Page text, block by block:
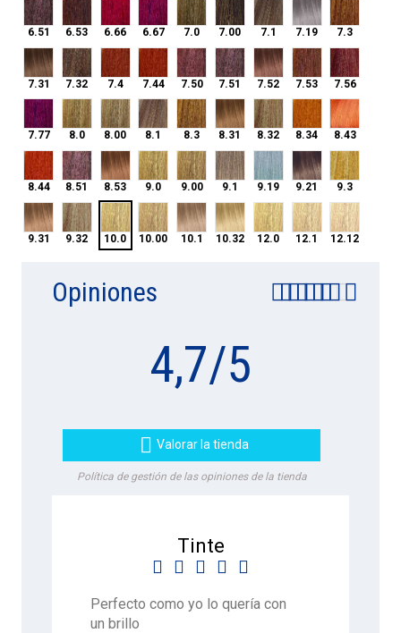
6.51
6.51
6.53
6.53
6.66
6.66
6.67
6.67
7.0
7.0
7.00
7.00
7.1
7.1
7.19
7.19
7.3
7.3
7.31
7.31
7.32
7.32
7.4
7.4
7.44
7.44
7.50
7.50
7.51
7.51
7.52
7.52
7.53
7.53
7.56
7.56
7.77
7.77
8.0
8.0
8.00
8.00
8.1
8.1
8.3
8.3
8.31
8.31
8.32
8.32
8.34
8.34
8.43
8.43
8.44
8.44
8.51
8.51
8.53
8.53
9.0
9.0
9.00
9.00
9.1
9.1
9.19
9.19
9.21
9.21
9.3
9.3
9.31
9.31
9.32
9.32
10.0
10.0
10.00
10.00
10.1
10.1
10.32
10.32
12.0
12.0
12.1
12.1
12.12
12.12
Opiniones
4,7/5
 Valorar la tienda
Política de gestión de las opiniones de la tienda
Tinte
    
Perfecto como yo lo quería con
un brillo